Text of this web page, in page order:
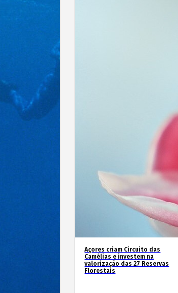
Açores criam Circuito das
Camélias e investem na
valorização das 27 Reservas
Florestais